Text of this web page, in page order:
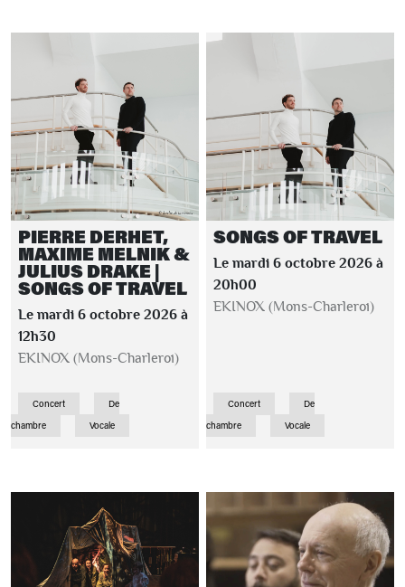
PIERRE DERHET,
MAXIME MELNIK &
JULIUS DRAKE |
SONGS OF TRAVEL
Le mardi 6 octobre 2026 à
12h30
EKINOX (Mons-Charleroi)
Concert
De
chambre
Vocale
SONGS OF TRAVEL
Le mardi 6 octobre 2026 à
20h00
EKINOX (Mons-Charleroi)
Concert
De
chambre
Vocale